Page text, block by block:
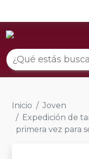
Inicio
Joven
Expedición de
primera vez para